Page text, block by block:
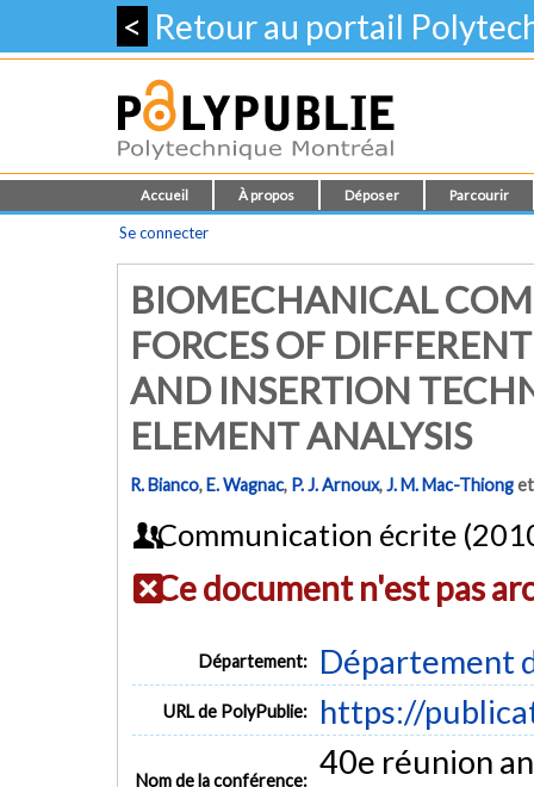
< Retour au portail
Accueil À propos Déposer Parcourir
Se connecter
BIOMECHANICAL
FORCES OF
AND INSERTION
ELEMENT ANALYSIS
R. Bianco,E. Wagnac, P. J. Arnoux,J. M. Mac-Thiong
Communication écrite
Ce document n'est pas
Département: Département
URL de PolyPublie: https://
Nom de la conférence: 40e réunion